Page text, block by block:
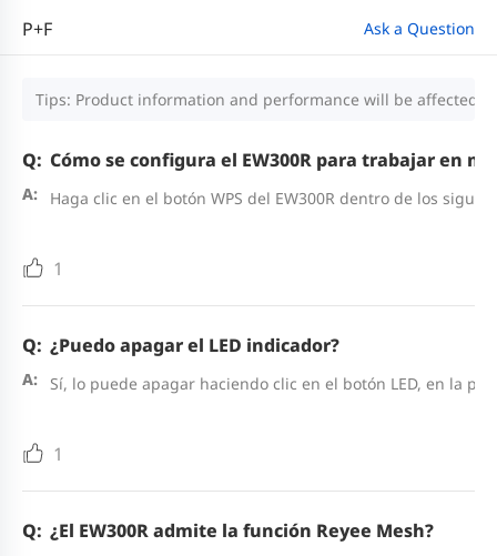
P+F Ask a Question
Tips: Product information and performance will be affected
Cómo se configura el EW300R para trabajar en
Haga clic en el botón WPS del EW300R dentro de los
1
¿Puedo apagar el LED indicador?
Sí, lo puede apagar haciendo clic en el botón LED, en la
1
¿El EW300R admite la función Reyee Mesh?